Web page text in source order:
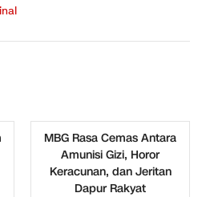
MBG Rasa Cemas Antara
Amunisi Gizi, Horor
Keracunan, dan Jeritan
Dapur Rakyat